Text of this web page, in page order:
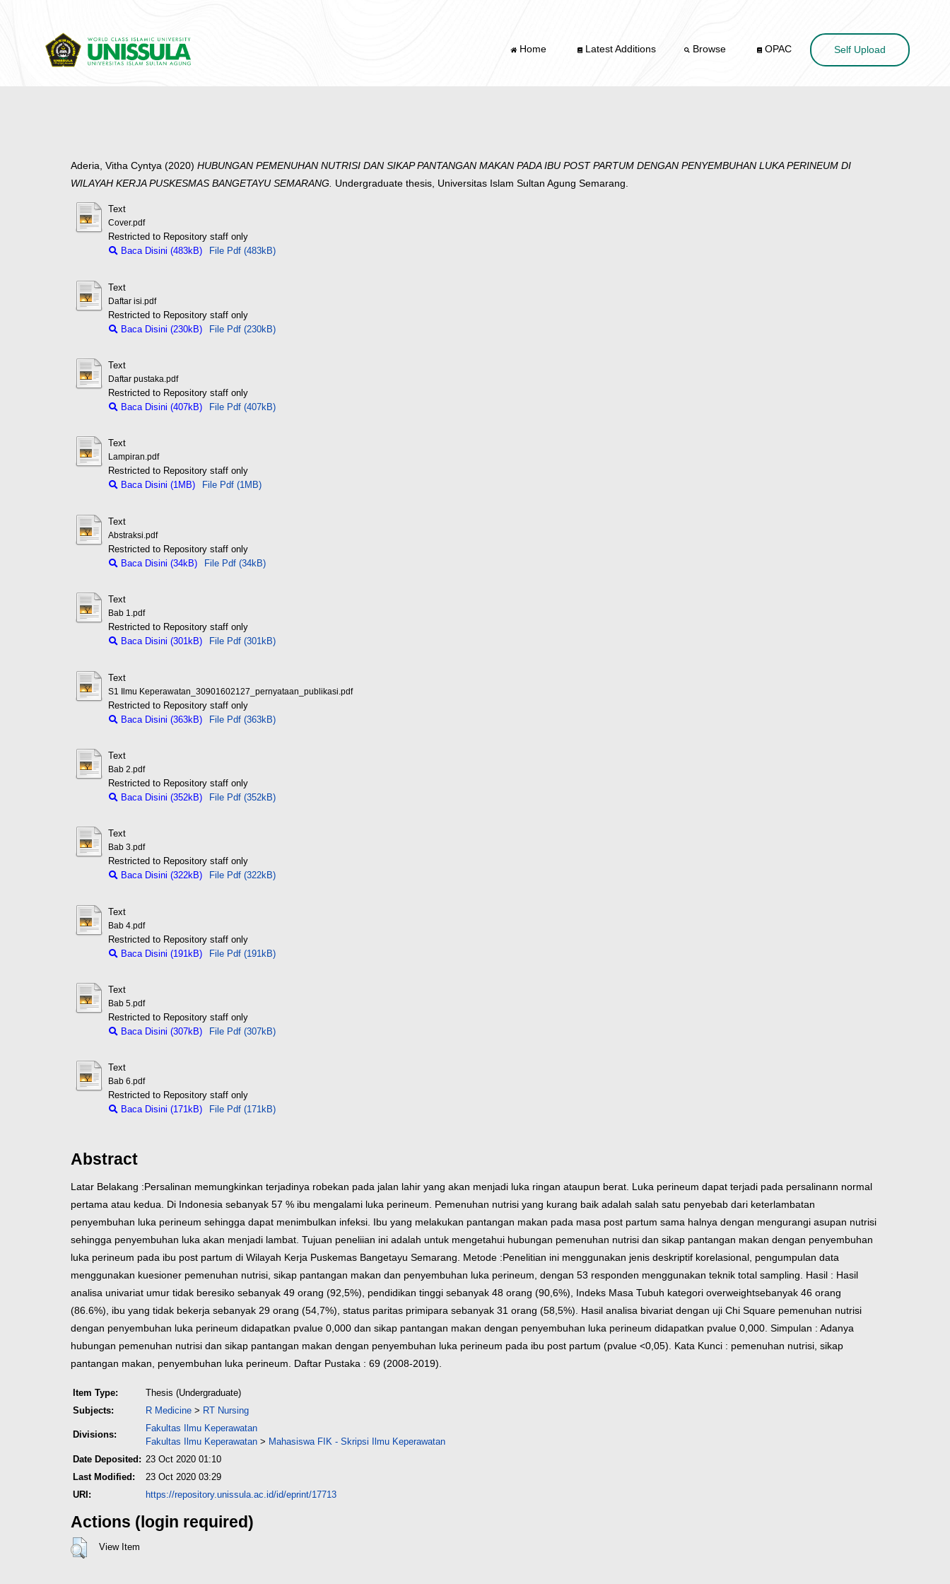
Home Latest Additions Browse OPAC Self Upload
Aderia, Vitha Cyntya (2020) HUBUNGAN PEMENUHAN NUTRISI DAN SIKAP PANTANGAN MAKAN PADA IBU POST PARTUM DENGAN PENYEMBUHAN LUKA PERINEUM DI
WILAYAH KERJA PUSKESMAS BANGETAYU SEMARANG. Undergraduate thesis, Universitas Islam Sultan Agung Semarang.
Text
Cover.pdf
Restricted to Repository staff only
Baca Disini (483kB)
File Pdf (483kB)
Text
Daftar isi.pdf
Restricted to Repository staff only
Baca Disini (230kB)
File Pdf (230kB)
Text
Daftar pustaka.pdf
Restricted to Repository staff only
Baca Disini (407kB)
File Pdf (407kB)
Text
Lampiran.pdf
Restricted to Repository staff only
Baca Disini (1MB)
File Pdf (1MB)
Text
Abstraksi.pdf
Restricted to Repository staff only
Baca Disini (34kB)
File Pdf (34kB)
Text
Bab 1.pdf
Restricted to Repository staff only
Baca Disini (301kB)
File Pdf (301kB)
Text
S1 Ilmu Keperawatan_30901602127_pernyataan_publikasi.pdf
Restricted to Repository staff only
Baca Disini (363kB)
File Pdf (363kB)
Text
Bab 2.pdf
Restricted to Repository staff only
Baca Disini (352kB)
File Pdf (352kB)
Text
Bab 3.pdf
Restricted to Repository staff only
Baca Disini (322kB)
File Pdf (322kB)
Text
Bab 4.pdf
Restricted to Repository staff only
Baca Disini (191kB)
File Pdf (191kB)
Text
Bab 5.pdf
Restricted to Repository staff only
Baca Disini (307kB)
File Pdf (307kB)
Text
Bab 6.pdf
Restricted to Repository staff only
Baca Disini (171kB)
File Pdf (171kB)
Abstract
Latar Belakang :Persalinan memungkinkan terjadinya robekan pada jalan lahir yang akan menjadi luka ringan ataupun berat. Luka perineum dapat terjadi pada persalinann normal
pertama atau kedua. Di Indonesia sebanyak 57 % ibu mengalami luka perineum. Pemenuhan nutrisi yang kurang baik adalah salah satu penyebab dari keterlambatan
penyembuhan luka perineum sehingga dapat menimbulkan infeksi. Ibu yang melakukan pantangan makan pada masa post partum sama halnya dengan mengurangi asupan nutrisi
sehingga penyembuhan luka akan menjadi lambat. Tujuan peneliian ini adalah untuk mengetahui hubungan pemenuhan nutrisi dan sikap pantangan makan dengan penyembuhan
luka perineum pada ibu post partum di Wilayah Kerja Puskemas Bangetayu Semarang. Metode :Penelitian ini menggunakan jenis deskriptif korelasional, pengumpulan data
menggunakan kuesioner pemenuhan nutrisi, sikap pantangan makan dan penyembuhan luka perineum, dengan 53 responden menggunakan teknik total sampling. Hasil : Hasil
analisa univariat umur tidak beresiko sebanyak 49 orang (92,5%), pendidikan tinggi sebanyak 48 orang (90,6%), Indeks Masa Tubuh kategori overweightsebanyak 46 orang
(86.6%), ibu yang tidak bekerja sebanyak 29 orang (54,7%), status paritas primipara sebanyak 31 orang (58,5%). Hasil analisa bivariat dengan uji Chi Square pemenuhan nutrisi
dengan penyembuhan luka perineum didapatkan pvalue 0,000 dan sikap pantangan makan dengan penyembuhan luka perineum didapatkan pvalue 0,000. Simpulan : Adanya
hubungan pemenuhan nutrisi dan sikap pantangan makan dengan penyembuhan luka perineum pada ibu post partum (pvalue <0,05). Kata Kunci : pemenuhan nutrisi, sikap
pantangan makan, penyembuhan luka perineum. Daftar Pustaka : 69 (2008-2019).
Item Type:
Thesis (Undergraduate)
Subjects:
R Medicine > RT Nursing
Divisions:
Fakultas Ilmu Keperawatan
Fakultas Ilmu Keperawatan > Mahasiswa FIK - Skripsi Ilmu Keperawatan
Date Deposited: 23 Oct 2020 01:10
Last Modified:
23 Oct 2020 03:29
URI:
https://repository.unissula.ac.id/id/eprint/17713
Actions (login required)
View Item